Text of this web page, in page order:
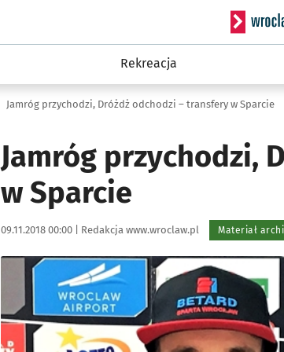
Serwis
Rekreacja
Jamróg przychodzi, Dróżdż odchodzi – transfery w Sparcie
Jamróg przychodzi,
w Sparcie
Data publikacji:
09.11.2018 00:00 | Autor:
Redakcja www.wroclaw.pl Materiał
Kliknij, aby powiększyć